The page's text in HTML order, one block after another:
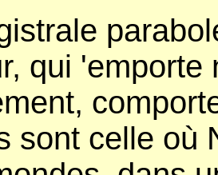
qui 'emporte
sont celle où